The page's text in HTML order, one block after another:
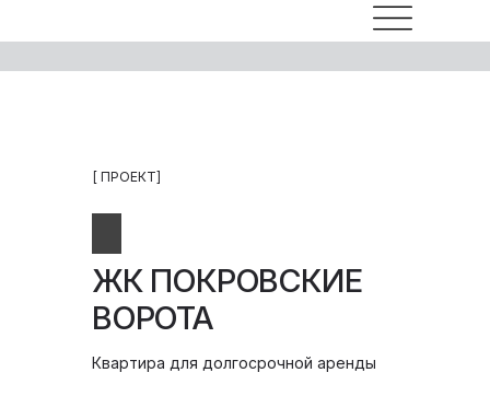
[ ПРОЕКТ]
ЖК ПОКРОВСКИЕ
ВОРОТА
Квартира для долгосрочной аренды